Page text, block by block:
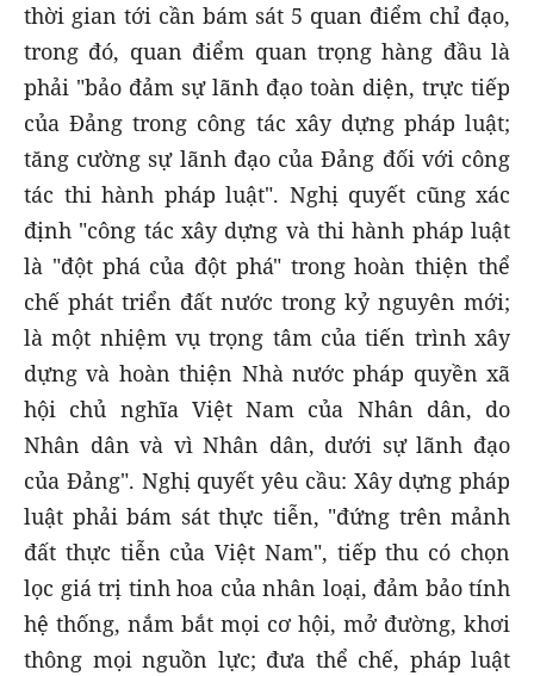
thời gian tới cần bám sát 5 quan điểm chỉ đạo,
trong đó, quan điểm quan trọng hàng đầu là
phải "bảo đảm sự lãnh đạo toàn diện, trực tiếp
của Đảng trong công tác xây dựng pháp luật;
tăng cường sự lãnh đạo của Đảng đối với công
tác thi hành pháp luật". Nghị quyết cũng xác
định "công tác xây dựng và thi hành pháp luật
là "đột phá của đột phá" trong hoàn thiện thể
chế phát triển đất nước trong kỷ nguyên mới;
là một nhiệm vụ trọng tâm của tiến trình xây
dựng và hoàn thiện Nhà nước pháp quyền xã
hội chủ nghĩa Việt Nam của Nhân dân, do
Nhân dân và vì Nhân dân, dưới sự lãnh đạo
của Đảng". Nghị quyết yêu cầu: Xây dựng pháp
luật phải bám sát thực tiễn, "đứng trên mảnh
đất thực tiễn của Việt Nam", tiếp thu có chọn
lọc giá trị tinh hoa của nhân loại, đảm bảo tính
hệ thống, nắm bắt mọi cơ hội, mở đường, khơi
thông mọi nguồn lực; đưa thể chế, pháp luật